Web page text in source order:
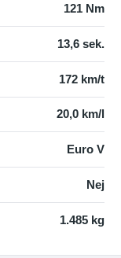
121 Nm
13,6 sek.
172 km/t
20,0 km/l
Euro V
Nej
1.485 kg